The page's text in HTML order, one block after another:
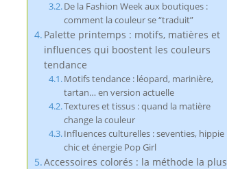
De la Fashion Week aux boutiques :
comment la couleur se “traduit”
Palette printemps : motifs, matières et
influences qui boostent les couleurs
tendance
Motifs tendance : léopard, marinière,
tartan… en version actuelle
Textures et tissus : quand la matière
change la couleur
Influences culturelles : seventies, hippie
chic et énergie Pop Girl
Accessoires colorés : la méthode la plus